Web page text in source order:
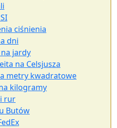
ciśnienia
dni
jardy
na Celsjusza
metry kwadratowe
kilogramy
rur
Butów